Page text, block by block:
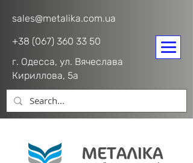
sales@metalika.com.ua
+38 (067) 360 33 50
г. Одесса, ул. Вячеслава
Кириллова, 5а